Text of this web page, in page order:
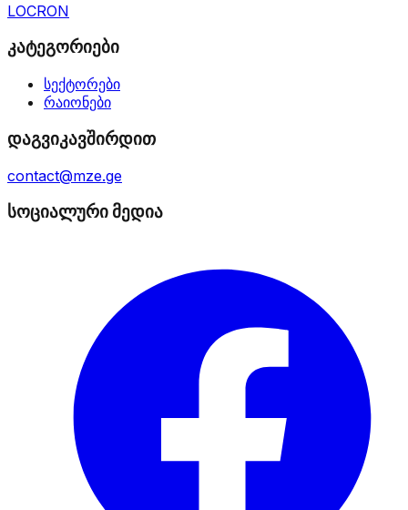
LOCRON
კატეგორიები
სექტორები
რაიონები
დაგვიკავშირდით
contact@mze.ge
სოციალური მედია